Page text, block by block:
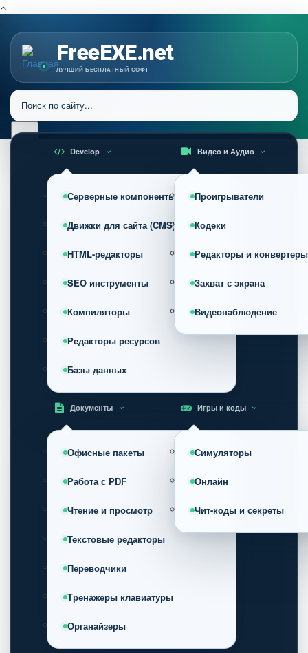
FreeEXE.net
ЛУЧШИЙ БЕСПЛАТНЫЙ СОФТ
Develop
Серверные компоненты
Движки для сайта (CMS)
HTML-редакторы
SEO инструменты
Компиляторы
Редакторы ресурсов
Базы данных
Видео и Аудио
Проигрыватели
Кодеки
Редакторы и конвертеры
Захват с экрана
Видеонаблюдение
Документы
Офисные пакеты
Работа с PDF
Чтение и просмотр
Текстовые редакторы
Переводчики
Тренажеры клавиатуры
Органайзеры
Игры и коды
Симуляторы
Онлайн
Чит-коды и секреты